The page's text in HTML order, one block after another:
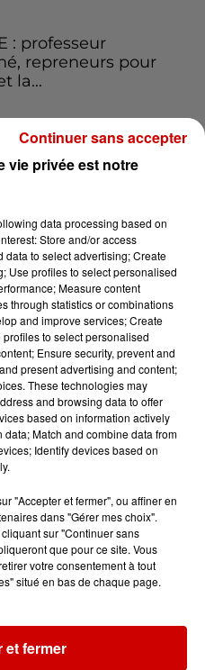
: professeur
repreneurs pour
la...
: découvrez les
du Maine-et-Loire
pour des échanges...
trois repreneurs
Voir plus
places pour le
vie privée est notre
data processing based on
Store and/or access
to select advertising; Create
Use profiles to select personalised
Measure content
through statistics or combinations
and improve services; Create
to select personalised
Ensure security, prevent and
present advertising and content;
These technologies may
and browsing data to offer
based on information actively
Match and combine data from
Identify devices based on
"Accepter et fermer", ou affiner en
dans "Gérer mes choix".
sur "Continuer sans
que pour ce site. Vous
votre consentement à tout
situé en bas de chaque page.
et fermer
Continuer sans accepter